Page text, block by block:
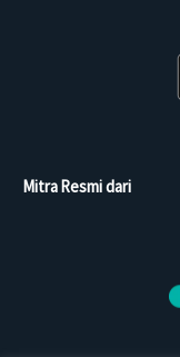
Mitra Resmi dari